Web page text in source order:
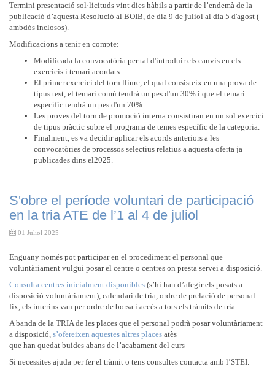
Termini presentació sol·licituds vint dies hàbils a partir de l’endemà de la
publicació d’aquesta Resolució al BOIB, de dia 9 de juliol al dia 5 d'agost (
ambdós inclosos).
Modificacions a tenir en compte:
Modificada la convocatòria per tal d'introduir els canvis en els
exercicis i temari acordats.
El primer exercici del torn lliure, el qual consisteix en una prova de
tipus test, el temari comú tendrà un pes d'un 30% i que el temari
específic tendrà un pes d'un 70%.
Les proves del torn de promoció interna consistiran en un sol exercici
de tipus pràctic sobre el programa de temes específic de la categoria.
Finalment, es va decidir aplicar els acords anteriors a les
convocatòries de processos selectius relatius a aquesta oferta ja
publicades dins el2025.
S'obre el període voluntari de participació
en la tria ATE de l’1 al 4 de juliol
01 Juliol 2025
Enguany només pot participar en el procediment el personal que
voluntàriament vulgui posar el centre o centres on presta servei a disposició.
Consulta centres inicialment disponibles (s’hi han d’afegir els posats a
disposició voluntàriament), calendari de tria, ordre de prelació de personal
fix, els interins van per ordre de borsa i accés a tots els tràmits de tria.
A banda de la TRIA de les places que el personal podrà posar voluntàriament
a disposició, s’ofereixen aquestes altres places atès
que han quedat buides abans de l’acabament del curs
Si necessites ajuda per fer el tràmit o tens consultes contacta amb l’STEI.